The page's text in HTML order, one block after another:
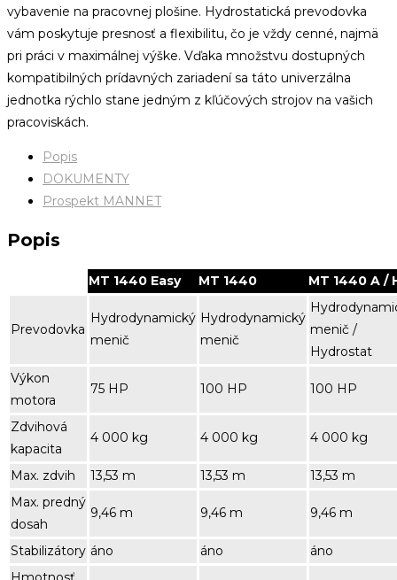
vybavenie na pracovnej plošine. Hydrostatická prevodovka
vám poskytuje presnosť a flexibilitu, čo je vždy cenné, najmä
pri práci v maximálnej výške. Vďaka množstvu dostupných
kompatibilných prídavných zariadení sa táto univerzálna
jednotka rýchlo stane jedným z kľúčových strojov na vašich
pracoviskách.
Popis
DOKUMENTY
Prospekt MANNET
Popis
MT 1440 Easy MT 1440 MT 1440 A /
Prevodovka
Hydrodynamický
menič
Hydrodynamický
menič
menič /
Hydrostat
Výkon
motora
75 HP 100 HP 100 HP
Zdvihová
kapacita
4 000 kg 4 000 kg 4 000 kg
Max. zdvih 13,53 m 13,53 m
13,53 m
Max. predný
dosah
9,46 m 9,46 m 9,46 m
Stabilizátory áno áno
áno